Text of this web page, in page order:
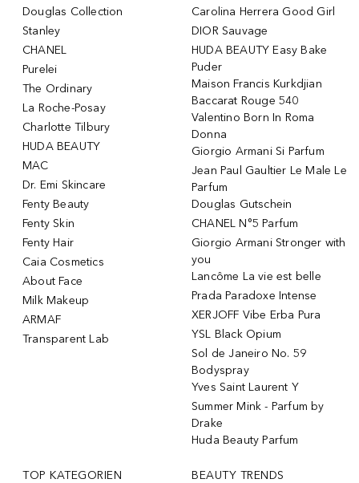
Douglas Collection
Stanley
CHANEL
Purelei
The Ordinary
La Roche-Posay
Charlotte Tilbury
HUDA BEAUTY
MAC
Dr. Emi Skincare
Fenty Beauty
Fenty Skin
Fenty Hair
Caia Cosmetics
About Face
Milk Makeup
ARMAF
Transparent Lab
Carolina Herrera Good Girl
DIOR Sauvage
HUDA BEAUTY Easy Bake
Puder
Maison Francis Kurkdjian
Baccarat Rouge 540
Valentino Born In Roma
Donna
Giorgio Armani Si Parfum
Jean Paul Gaultier Le Male Le
Parfum
Douglas Gutschein
CHANEL N°5 Parfum
Giorgio Armani Stronger with
you
Lancôme La vie est belle
Prada Paradoxe Intense
XERJOFF Vibe Erba Pura
YSL Black Opium
Sol de Janeiro No. 59
Bodyspray
Yves Saint Laurent Y
Summer Mink - Parfum by
Drake
Huda Beauty Parfum
TOP KATEGORIEN BEAUTY TRENDS